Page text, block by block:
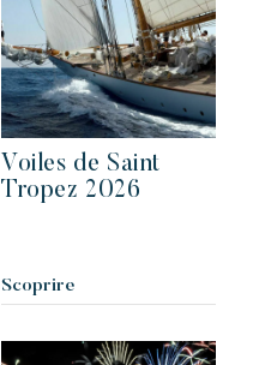
Voiles de Saint
Tropez 2026
Scoprire